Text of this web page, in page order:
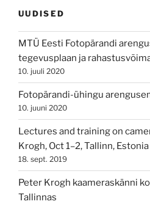
UUDISED
MTÜ Eesti Fotopärandi
tegevusplaan ja
10. juuli 2020
Fotopärandi-ühingu
10. juuni 2020
Lectures and training on
Krogh, Oct 1–2, Tallinn, Estonia
18. sept. 2019
Peter Krogh kaameraskänni
Tallinnas